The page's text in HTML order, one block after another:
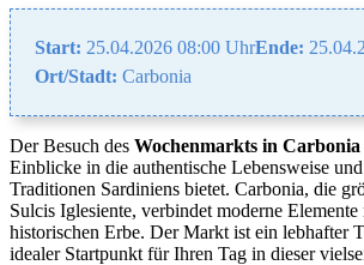
Start: 25.04.2026 08:00 UhrEnde:
Ort/Stadt: Carbonia
Der Besuch des Wochenmarkts in Carbonia
Einblicke in die authentische Lebensweise
Traditionen Sardiniens bietet. Carbonia, die
Sulcis Iglesiente, verbindet moderne
historischen Erbe. Der Markt ist ein lebhafter
idealer Startpunkt für Ihren Tag in dieser